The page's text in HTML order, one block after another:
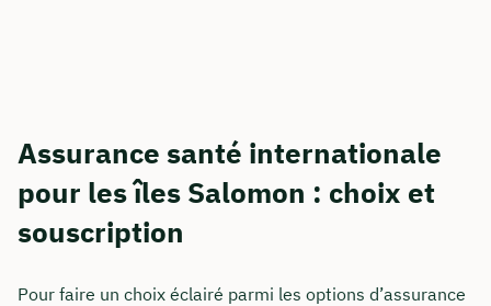
Assurance santé internationale
pour les îles Salomon : choix et
souscription
Pour faire un choix éclairé parmi les options d’assurance